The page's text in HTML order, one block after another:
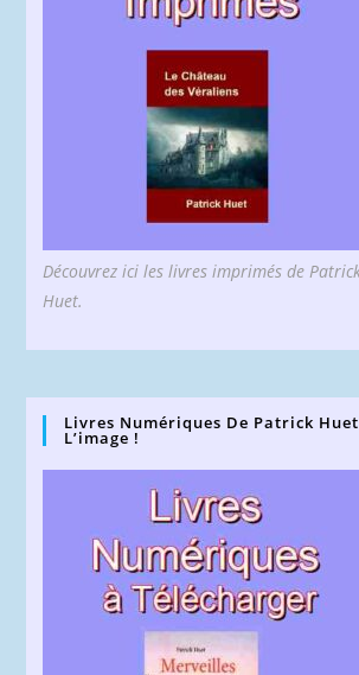
Découvrez ici les livres imprimés de
Huet.
Livres Numériques De Patrick
L’image !